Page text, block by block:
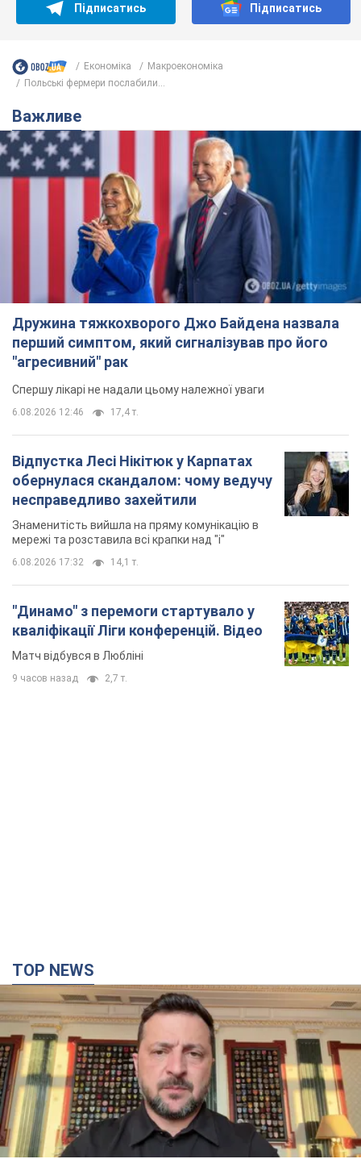
Підписатись Підписатись
Економіка
Mакроекономіка
Польські фермери послабили...
Важливе
Дружина тяжкохворого Джо Байдена назвала
перший симптом, який сигналізував про його
"агресивний" рак
Спершу лікарі не надали цьому належної уваги
6.08.2026 12:46 17,4 т.
Відпустка Лесі Нікітюк у Карпатах
обернулася скандалом: чому ведучу
несправедливо захейтили
Знаменитість вийшла на пряму комунікацію в
мережі та розставила всі крапки над "і"
6.08.2026 17:32 14,1 т.
"Динамо" з перемоги стартувало у
кваліфікації Ліги конференцій. Відео
Матч відбувся в Любліні
9 часов назад 2,7 т.
TOP NEWS